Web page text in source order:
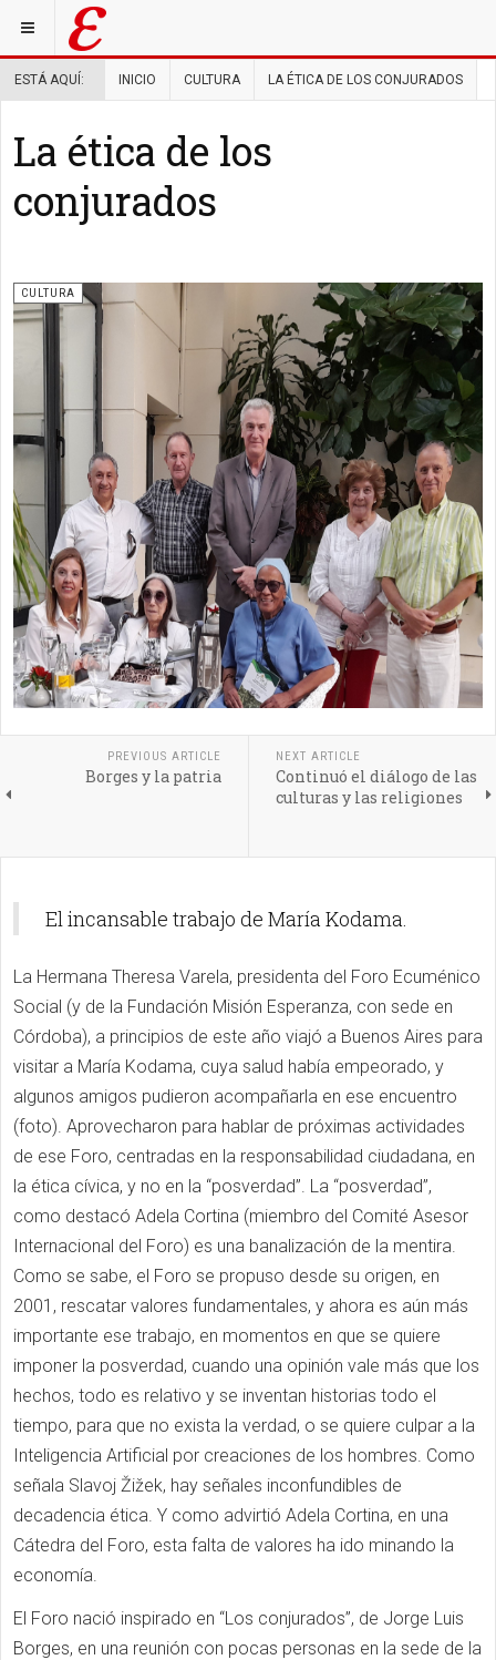
ESTÁ AQUÍ: INICIO CULTURA LA ÉTICA DE LOS CONJURADOS
La ética de los
conjurados
CULTURA
PREVIOUS ARTICLE
Borges y la patria
NEXT ARTICLE
Continuó el diálogo de las
culturas y las religiones
El incansable trabajo de María Kodama.
La Hermana Theresa Varela, presidenta del Foro Ecuménico
Social (y de la Fundación Misión Esperanza, con sede en
Córdoba), a principios de este año viajó a Buenos Aires para
visitar a María Kodama, cuya salud había empeorado, y
algunos amigos pudieron acompañarla en ese encuentro
(foto). Aprovecharon para hablar de próximas actividades
de ese Foro, centradas en la responsabilidad ciudadana, en
la ética cívica, y no en la “posverdad”. La “posverdad”,
como destacó Adela Cortina (miembro del Comité Asesor
Internacional del Foro) es una banalización de la mentira.
Como se sabe, el Foro se propuso desde su origen, en
2001, rescatar valores fundamentales, y ahora es aún más
importante ese trabajo, en momentos en que se quiere
imponer la posverdad, cuando una opinión vale más que los
hechos, todo es relativo y se inventan historias todo el
tiempo, para que no exista la verdad, o se quiere culpar a la
Inteligencia Artificial por creaciones de los hombres. Como
señala Slavoj Žižek, hay señales inconfundibles de
decadencia ética. Y como advirtió Adela Cortina, en una
Cátedra del Foro, esta falta de valores ha ido minando la
economía.
El Foro nació inspirado en “Los conjurados”, de Jorge Luis
Borges, en una reunión con pocas personas en la sede de la